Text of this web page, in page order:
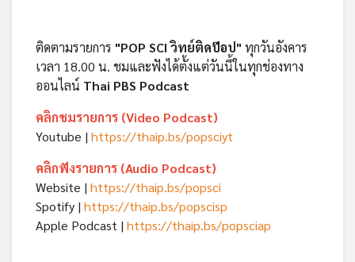
ติดตามรายการ "POP SCI วิทย์ติดป๊อป" ทุกวันอังคาร
เวลา 18.00 น. ชมและฟังได้ตั้งแต่วันนี้ในทุกช่องทาง
ออนไลน์ Thai PBS Podcast
คลิกชมรายการ (Video Podcast)
Youtube | https://thaip.bs/popsciyt
คลิกฟังรายการ (Audio Podcast)
Website | https://thaip.bs/popsci
Spotify | https://thaip.bs/popscisp
Apple Podcast | https://thaip.bs/popsciap